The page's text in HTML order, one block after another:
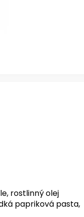
rostlinný olej
papriková pasta,